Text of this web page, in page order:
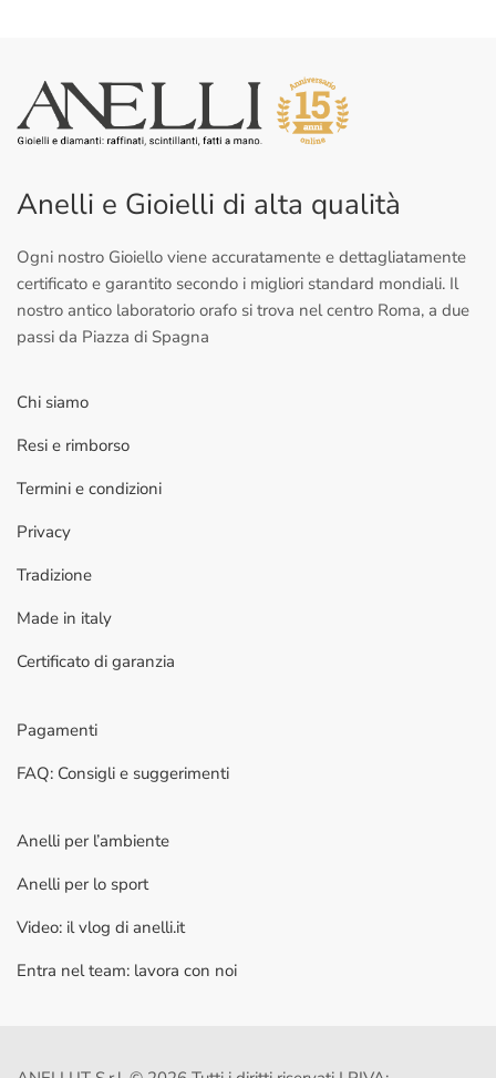
Anelli e Gioielli di alta qualità
Ogni nostro Gioiello viene accuratamente e dettagliatamente
certificato e garantito secondo i migliori standard mondiali. Il
nostro antico laboratorio orafo si trova nel centro Roma, a due
passi da Piazza di Spagna
Chi siamo
Resi e rimborso
Termini e condizioni
Privacy
Tradizione
Made in italy
Certificato di garanzia
Pagamenti
FAQ: Consigli e suggerimenti
Anelli per l’ambiente
Anelli per lo sport
Video: il vlog di anelli.it
Entra nel team: lavora con noi